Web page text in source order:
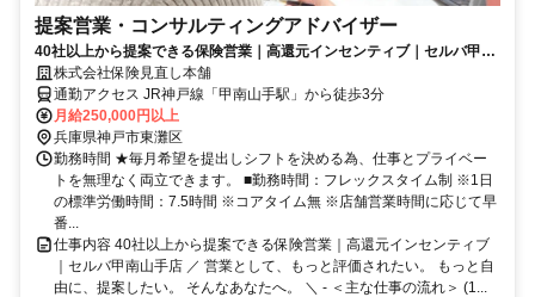
提案営業・コンサルティングアドバイザー
40社以上から提案できる保険営業｜高還元インセンティブ｜セルバ甲南
山手店
株式会社保険見直し本舗
通勤アクセス JR神戸線「甲南山手駅」から徒歩3分
月給250,000円以上
兵庫県神戸市東灘区
勤務時間 ★毎月希望を提出しシフトを決める為、仕事とプライベー
トを無理なく両立できます。 ■勤務時間：フレックスタイム制 ※1日
の標準労働時間：7.5時間 ※コアタイム無 ※店舗営業時間に応じて早
番...
仕事内容 40社以上から提案できる保険営業｜高還元インセンティブ
｜セルバ甲南山手店 ／ 営業として、もっと評価されたい。 もっと自
由に、提案したい。 そんなあなたへ。 ＼ - ＜主な仕事の流れ＞ (1...